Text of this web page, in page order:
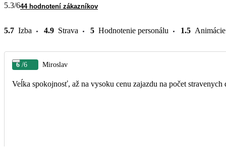
5.3/644 hodnotení zákazníkov
5.7 Izba 4.9 Strava 5 Hodnotenie personálu 1.5 Animácie
6 /6 Miroslav
Veĺka spokojnosť, až na vysoku cenu zajazdu na počet stravenych